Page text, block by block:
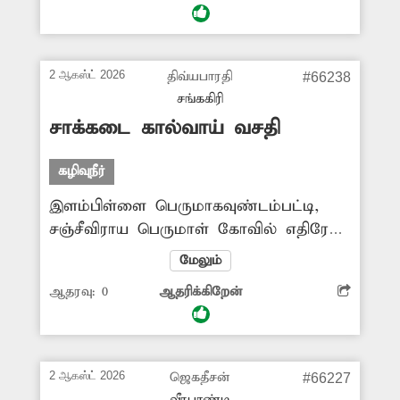
கால்வாயில் கழிவுநீர் சீராக
துறை அதிகாரிகள் நடவடிக்கை
எடுப்பார்களா? -முருகையன், வேலூர்.
2 ஆகஸ்ட் 2026
திவ்யபாரதி
சங்ககிரி
#66238
சாக்கடை கால்வாய் வசதி
கழிவுநீர்
இளம்பிள்ளை பெருமாகவுண்டம்பட்டி,
சஞ்சீவிராய பெருமாள் கோவில் எதிரே
சாலையில் உள்ள சவுடேஸ்வரி அம்மன்
நகரில் வீடுகளில் இருந்து வெளியேறும்
கழிவுநீர் செல்ல சாக்கடை வசதி
இல்லை. இதனால் அந்த பகுதியில்
வீசுவதுடன், நோய் பரவும் அபாயம்
உள்ளது. இதுகுறித்து புகார் அளித்தும்
மேலும்
ஆதரவு: 0 ஆதரிக்கிறேன்
2 ஆகஸ்ட் 2026
ஜெகதீசன்
#66227